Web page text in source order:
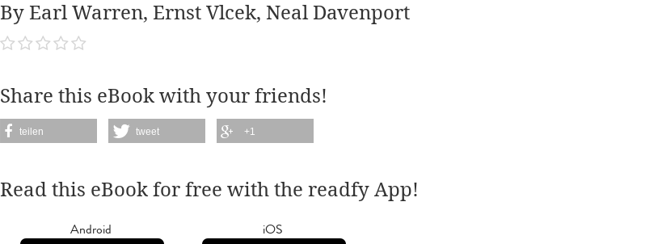
By Earl Warren, Ernst Vlcek, Neal Davenport
Share this eBook with your friends!
teilen tweet +1
Read this eBook for free with the readfy App!
Android iOS